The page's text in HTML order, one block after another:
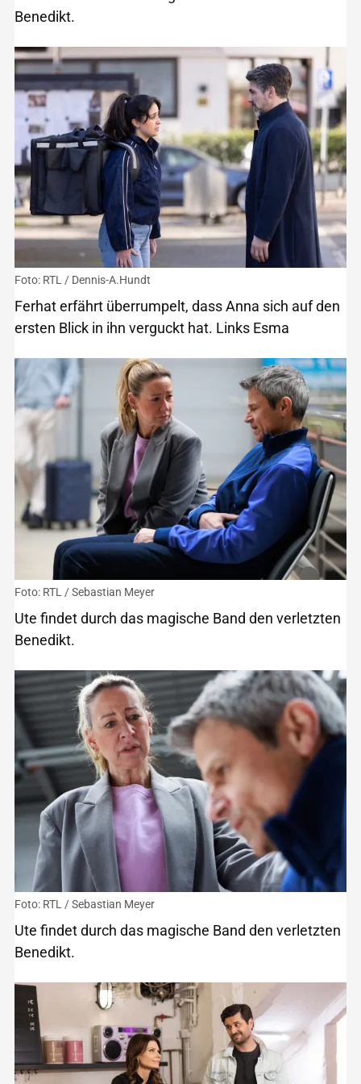
Benedikt.
Foto: RTL / Dennis-A.Hundt
Ferhat erfährt überrumpelt, dass Anna sich auf den
ersten Blick in ihn verguckt hat. Links Esma
Foto: RTL / Sebastian Meyer
Ute findet durch das magische Band den verletzten
Benedikt.
Foto: RTL / Sebastian Meyer
Ute findet durch das magische Band den verletzten
Benedikt.